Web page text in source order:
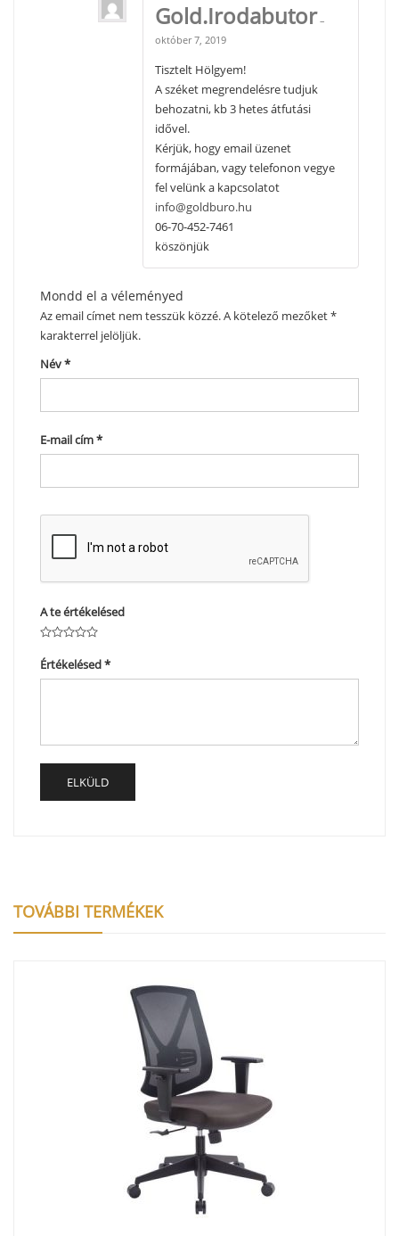
Gold.Irodabutor –
október 7, 2019
Tisztelt Hölgyem!
A széket megrendelésre tudjuk
behozatni, kb 3 hetes átfutási
idővel.
Kérjük, hogy email üzenet
formájában, vagy telefonon vegye
fel velünk a kapcsolatot
info@goldburo.hu
06-70-452-7461
köszönjük
Mondd el a véleményed
Az email címet nem tesszük közzé.A kötelező mezőket*
karakterrel jelöljük.
Név*
E-mail cím*
A te értékelésed
Értékelésed*
TOVÁBBI TERMÉKEK